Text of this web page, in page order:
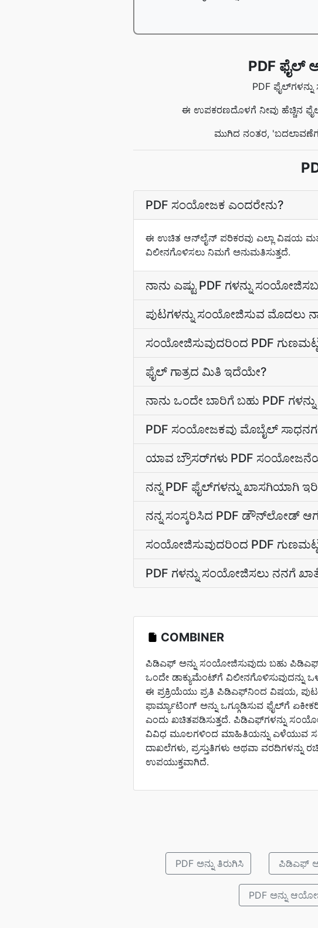
PDF ಫೈಲ್
PDF
ಈ ಉಪಕರಣದೊಳಗೆ ನೀವು ಹೆಚ್ಚಿನ
ಮುಗಿದ ನಂತರ,
PDF ಸಂಯೋಜಕ ಎಂದರೇನು?
ಈ ಉಚಿತ ಆನ್‌ಲೈನ್ ಪರಿಕರವು ಎಲ್ಲಾ ವಿಷಯ ಮತ್ತು
ವಿಲೀನಗೊಳಿಸಲು ನಿಮಗೆ ಅನುಮತಿಸುತ್ತದೆ.
ನಾನು ಎಷ್ಟು PDF ಗಳನ್ನು
ಪುಟಗಳನ್ನು ಸಂಯೋಜಿಸುವ ಮೊದಲು
ಸಂಯೋಜಿಸುವುದರಿಂದ PDF
ಫೈಲ್ ಗಾತ್ರದ ಮಿತಿ ಇದೆಯೇ?
ನಾನು ಒಂದೇ ಬಾರಿಗೆ ಬಹು PDF
PDF ಸಂಯೋಜಕವು ಮೊಬೈಲ್
ಯಾವ ಬ್ರೌಸರ್‌ಗಳು PDF
ನನ್ನ PDF ಫೈಲ್‌ಗಳನ್ನು ಖಾಸಗಿಯಾಗಿ
ನನ್ನ ಸಂಸ್ಕರಿಸಿದ PDF ಡೌನ್‌ಲೋಡ್
ಸಂಯೋಜಿಸುವುದರಿಂದ PDF
PDF ಗಳನ್ನು ಸಂಯೋಜಿಸಲು ನನಗೆ
COMBINER
ಪಿಡಿಎಫ್ ಅನ್ನು ಸಂಯೋಜಿಸುವುದು ಬಹು ಪಿಡಿಎಫ್
ಒಂದೇ ಡಾಕ್ಯುಮೆಂಟ್‌ಗೆ ವಿಲೀನಗೊಳಿಸುವುದನ್ನು
ಈ ಪ್ರಕ್ರಿಯೆಯು ಪ್ರತಿ ಪಿಡಿಎಫ್‌ನಿಂದ ವಿಷಯ,
ಫಾರ್ಮ್ಯಾಟಿಂಗ್ ಅನ್ನು ಒಗ್ಗೂಡಿಸುವ ಫೈಲ್‌ಗೆ
ಎಂದು ಖಚಿತಪಡಿಸುತ್ತದೆ. ಪಿಡಿಎಫ್‌ಗಳನ್ನು
ವಿವಿಧ ಮೂಲಗಳಿಂದ ಮಾಹಿತಿಯನ್ನು ಎಳೆಯುವ
ದಾಖಲೆಗಳು, ಪ್ರಸ್ತುತಿಗಳು ಅಥವಾ ವರದಿಗಳನ್ನು
ಉಪಯುಕ್ತವಾಗಿದೆ.
PDF ಅನ್ನು ತಿರುಗಿಸಿ ಪಿಡಿಎಫ್
PDF ಅನ್ನು